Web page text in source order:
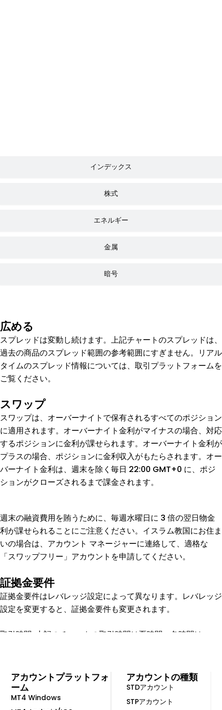
インデックス
株式
エネルギー
金属
暗号
広める
スプレッドは変動し続けます。上記チャートのスプレッドは、
過去の商品のスプレッド範囲の参考範囲にすぎません。リアル
タイムのスプレッド情報については、取引プラットフォームを
ご覧ください。
スワップ
スワップは、オーバーナイトで保有されるすべてのポジション
に適用されます。オーバーナイト金利がマイナスの場合、対応
するポジションに金利が課せられます。オーバーナイト金利が
プラスの場合、ポジションに金利収入がもたらされます。オー
バーナイト金利は、週末を除く毎日 22:00 GMT+0 に、ポジ
ションがクローズされるまで課金されます。
週末の融資費用を賄うために、毎週水曜日に 3 倍の翌日物金
利が課せられることにご注意ください。イスラム教国にお住ま
いの場合は、アカウント マネージャーに連絡して、適格な
「スワップフリー」アカウントを申請してください。
証拠金要件
証拠金要件はレバレッジ設定によって異なります。レバレッジ
設定を変更すると、証拠金要件も変更されます。
取引時間: 上記のチャートの取引時間は夏時間、冬時間は
アカウントの種類
STDアカウント
STPアカウント
アカウントプラットフォ
ーム
MT4 Windows